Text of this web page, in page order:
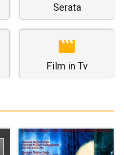
Serata
Film in Tv